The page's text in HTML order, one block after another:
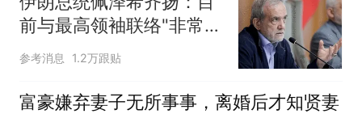
前与最高领袖联络"非常困
难"
参考消息 1.2万跟贴
富豪嫌弃妻子无所事事，离婚后才知贤妻